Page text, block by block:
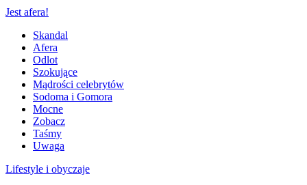
Jest afera!
Skandal
Afera
Odlot
Szokujące
Mądrości celebrytów
Sodoma i Gomora
Mocne
Zobacz
Taśmy
Uwaga
Lifestyle i obyczaje